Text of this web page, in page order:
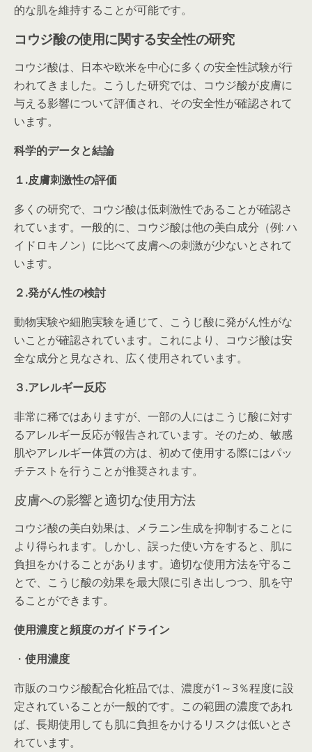
的な肌を維持することが可能です。
コウジ酸の使用に関する安全性の研究
コウジ酸は、日本や欧米を中心に多くの安全性試験が行
われてきました。こうした研究では、コウジ酸が皮膚に
与える影響について評価され、その安全性が確認されて
います。
科学的データと結論
１.皮膚刺激性の評価
多くの研究で、コウジ酸は低刺激性であることが確認さ
れています。一般的に、コウジ酸は他の美白成分（例: ハ
イドロキノン）に比べて皮膚への刺激が少ないとされて
います。
２.発がん性の検討
動物実験や細胞実験を通じて、こうじ酸に発がん性がな
いことが確認されています。これにより、コウジ酸は安
全な成分と見なされ、広く使用されています。
３.アレルギー反応
非常に稀ではありますが、一部の人にはこうじ酸に対す
るアレルギー反応が報告されています。そのため、敏感
肌やアレルギー体質の方は、初めて使用する際にはパッ
チテストを行うことが推奨されます。
皮膚への影響と適切な使用方法
コウジ酸の美白効果は、メラニン生成を抑制することに
より得られます。しかし、誤った使い方をすると、肌に
負担をかけることがあります。適切な使用方法を守るこ
とで、こうじ酸の効果を最大限に引き出しつつ、肌を守
ることができます。
使用濃度と頻度のガイドライン
・ 使用濃度
市販のコウジ酸配合化粧品では、濃度が1～3％程度に設
定されていることが一般的です。この範囲の濃度であれ
ば、長期使用しても肌に負担をかけるリスクは低いとさ
れています。